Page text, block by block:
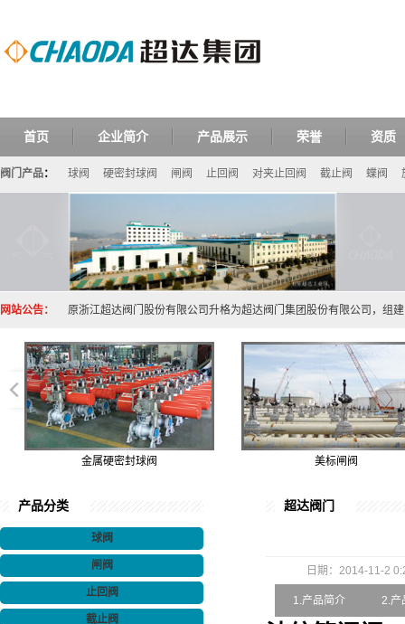
首页 企业简介 产品展示 荣誉 资质
阀门产品： 球阀 硬密封球阀 闸阀 止回阀 对夹止回阀 截止阀 蝶阀
网站公告： 原浙江超达阀门股份有限公司升格为超达阀门集团股份有限公司，组
金属硬密封球阀 美标闸阀
超达阀门
日期：2014-11-2
1.产品简介 2.产
产品分类
球阀
闸阀
止回阀
截止阀